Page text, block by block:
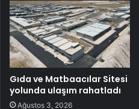
Gıda ve Matbaacılar Sitesi
yolunda ulaşım rahatladı
Ağustos 3, 2026